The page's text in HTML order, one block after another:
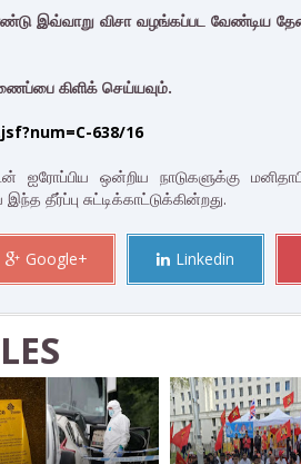
இவ்வாறு விசா வழங்கப்பட வேண்டிய
கிளிக் செய்யவும்.
638/16
ஒன்றிய நாடுகளுக்கு
தீர்ப்பு சுட்டிக்காட்டுக்கின்றது.
Google+ Linkedin